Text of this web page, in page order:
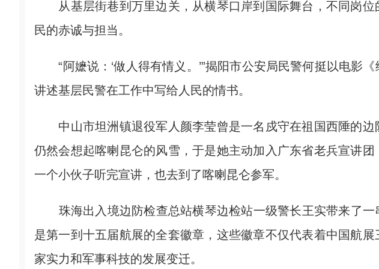
从基层街巷到万里边关，从横琴口岸到国际舞台，不同岗位
民的赤诚与担当。
“阿嬷说：‘做人得有情义。’”揭阳市公安局民警何挺以电影《
讲述基层民警在工作中写给人民的情书。
中山市坦洲镇退役军人颜李莹曾是一名戍守在祖国西陲的边
仍然会想起喀喇昆仑的风雪，于是她主动加入广东省老兵宣讲团
一个小伙子听完宣讲，也去到了喀喇昆仑参军。
珠海出入境边防检查总站横琴边检站一级警长王实带来了一
是第一到十五届航展的全套徽章，这些徽章不仅代表着中国航
家实力和军事科技的发展变迁。